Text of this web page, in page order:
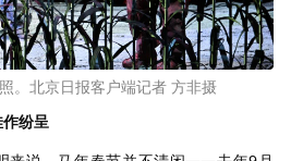
。北京日报客户端记者 方非摄
纷呈